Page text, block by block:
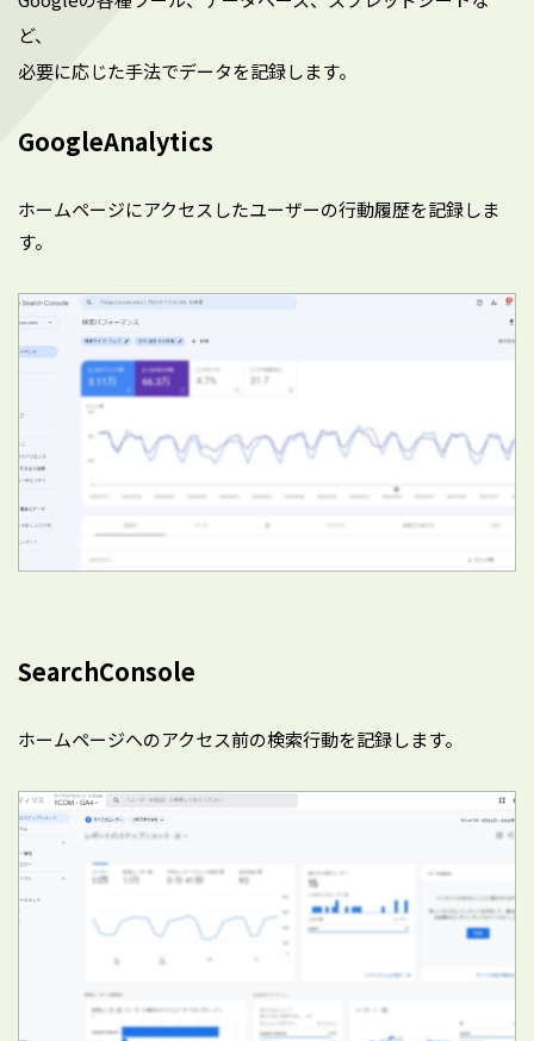
ど、
必要に応じた手法でデータを記録します。
GoogleAnalytics
ホームページにアクセスしたユーザーの行動履歴を記録しま
す。
SearchConsole
ホームページへのアクセス前の検索行動を記録します。